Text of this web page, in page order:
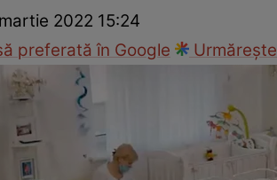
2022 15:24
preferată în Google